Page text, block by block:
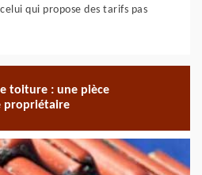
qui propose des tarifs pas
toiture : une pièce
propriétaire